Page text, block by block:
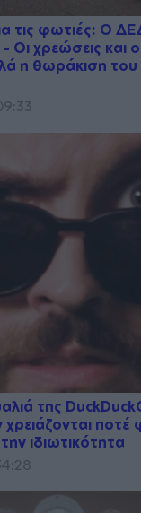
τις φωτιές: Ο
χρεώσεις και
η θωράκιση του
της
ποτέ
ιδιωτικότητα